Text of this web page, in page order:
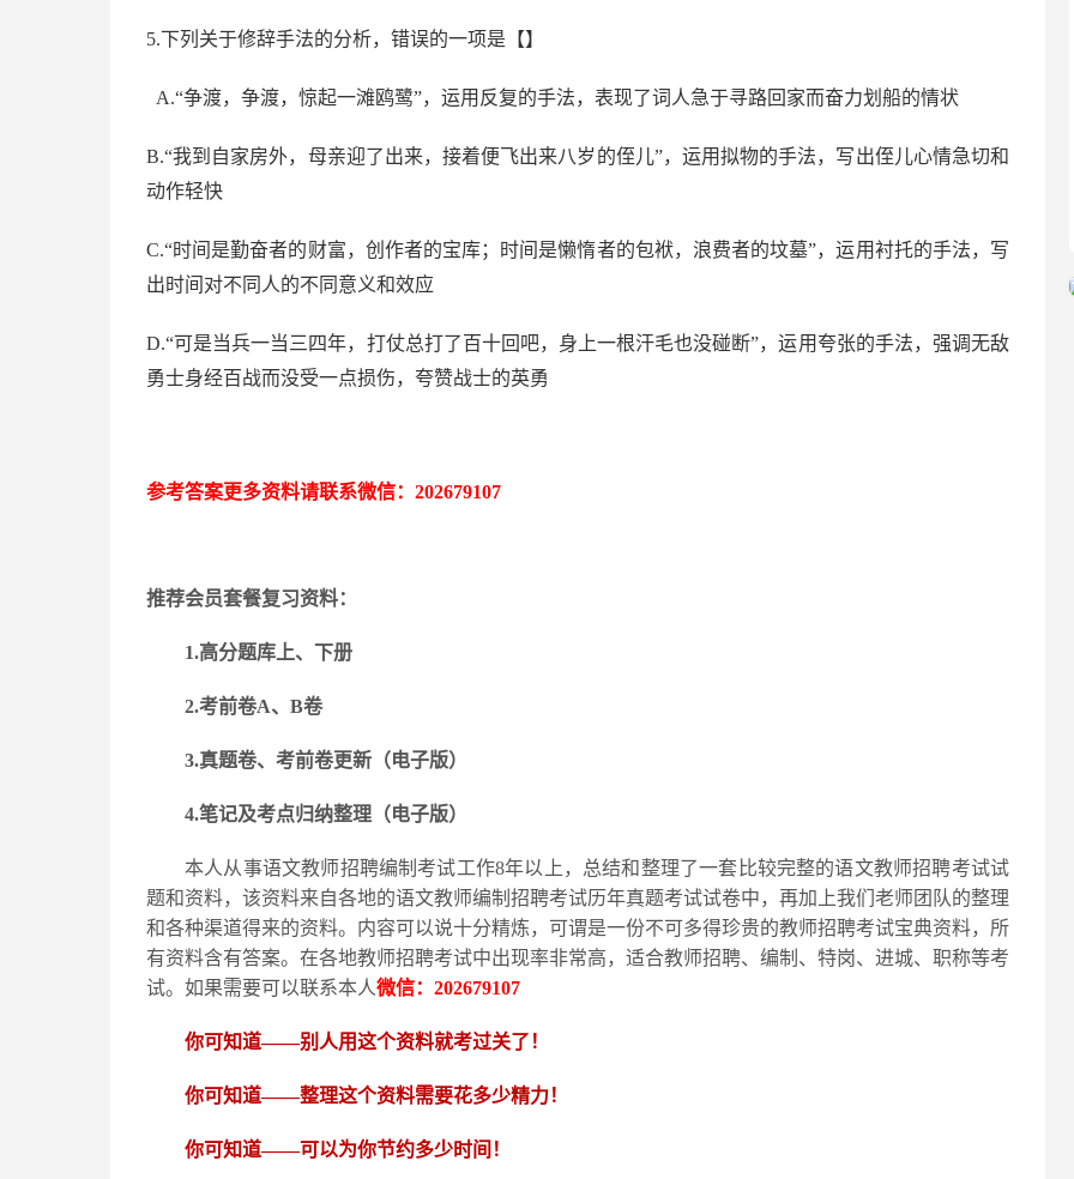
5.下列关于修辞手法的分析，错误的一项是【】
A.“争渡，争渡，惊起一滩鸥鹭”，运用反复的手法，表现了词人急于寻路回家而奋力划船的情状
B.“我到自家房外，母亲迎了出来，接着便飞出来八岁的侄儿”，运用拟物的手法，写出侄儿心情急切和
动作轻快
C.“时间是勤奋者的财富，创作者的宝库；时间是懒惰者的包袱，浪费者的坟墓”，运用衬托的手法，写
出时间对不同人的不同意义和效应
D.“可是当兵一当三四年，打仗总打了百十回吧，身上一根汗毛也没碰断”，运用夸张的手法，强调无敌
勇士身经百战而没受一点损伤，夸赞战士的英勇
参考答案更多资料请联系微信： 202679107
推荐会员套餐复习资料：
1.高分题库上、下册
2.考前卷A、B卷
3.真题卷、考前卷更新（电子版）
4.笔记及考点归纳整理（电子版）
本人从事语文教师招聘编制考试工作8年以上，总结和整理了一套比较完整的语文教师招聘考试试
题和资料，该资料来自各地的语文教师编制招聘考试历年真题考试试卷中，再加上我们老师团队的整理
和各种渠道得来的资料。内容可以说十分精炼，可谓是一份不可多得珍贵的教师招聘考试宝典资料，所
有资料含有答案。在各地教师招聘考试中出现率非常高，适合教师招聘、编制、特岗、进城、职称等考
试。如果需要可以联系本人微信： 202679107
你可知道——别人用这个资料就考过关了！
你可知道——整理这个资料需要花多少精力！
你可知道——可以为你节约多少时间！